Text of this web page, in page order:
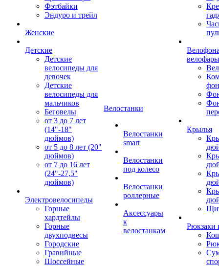
Фэтбайки
Эндуро и трейл
Женские
Детские
Детские
велосипеды для
девочек
Детские
велосипеды для
мальчиков
Беговелы
от 3 до 7 лет
(14"-18"
дюймов)
от 5 до 8 лет (20"
дюймов)
от 7 до 16 лет
(24"-27,5"
дюймов)
Электровелосипеды
Горные
хардтейлы
Горные
двухподвесы
Городские
Гравийные
Шоссейные
Велостанки
Велостанки
smart
Велостанки
под колесо
Велостанки
роллерные
Аксессуары
к
велостанкам
велофары
Крылья
Рюкзаки